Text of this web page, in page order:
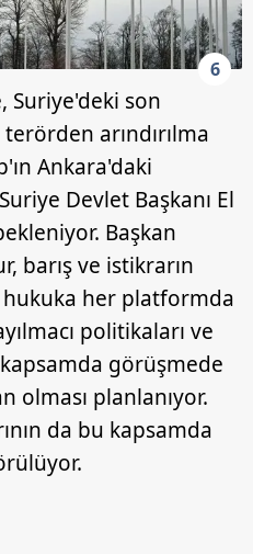
6
Suriye'deki son
arındırılma
Ankara'daki
Devlet Başkanı El
Başkan
barış ve istikrarın
her platformda
politikaları ve
görüşmede
olması planlanıyor.
da bu kapsamda